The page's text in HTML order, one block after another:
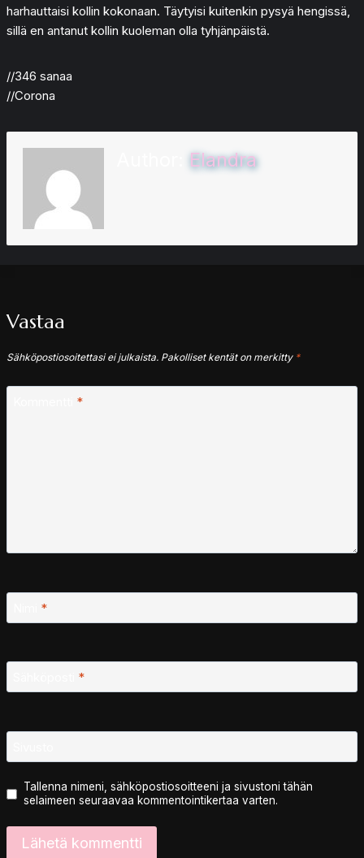
harhauttaisi kollin kokonaan. Täytyisi kuitenkin pysyä hengissä,
sillä en antanut kollin kuoleman olla tyhjänpäistä.
//346 sanaa
//Corona
Elandra
Vastaa
Sähköpostiosoitettasi ei julkaista. Pakolliset kentät on merkitty *
*
*
*
Tallenna nimeni, sähköpostiosoitteeni ja sivustoni tähän
selaimeen seuraavaa kommentointikertaa varten.